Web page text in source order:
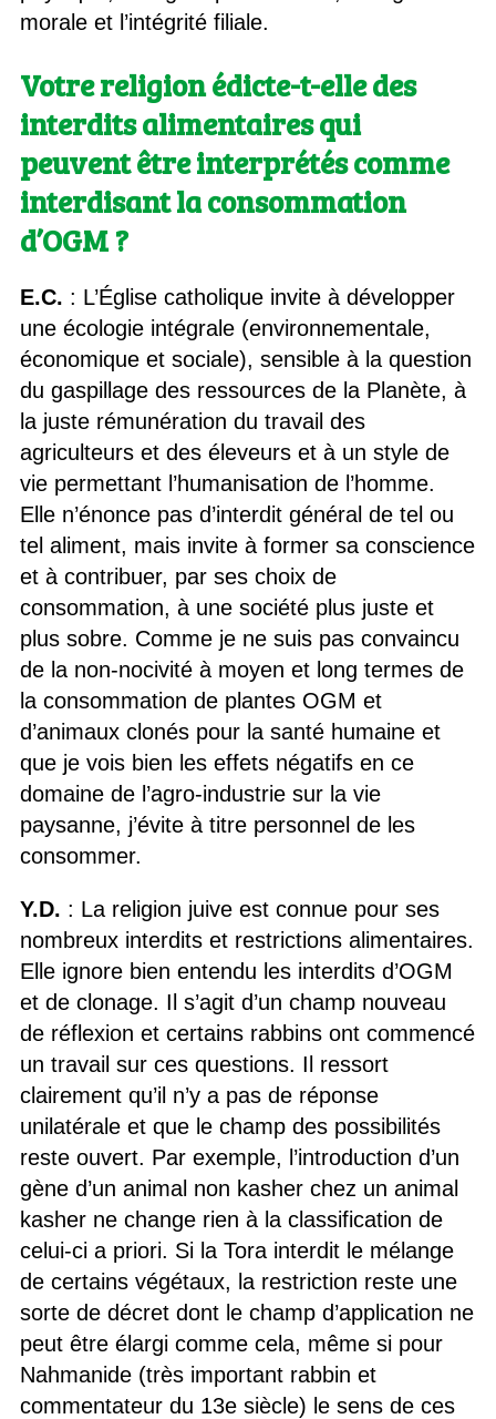
morale et l’intégrité filiale.
Votre religion édicte-t-elle des
interdits alimentaires qui
peuvent être interprétés comme
interdisant la consommation
d’OGM ?
E.C. : L’Église catholique invite à développer
une écologie intégrale (environnementale,
économique et sociale), sensible à la question
du gaspillage des ressources de la Planète, à
la juste rémunération du travail des
agriculteurs et des éleveurs et à un style de
vie permettant l’humanisation de l’homme.
Elle n’énonce pas d’interdit général de tel ou
tel aliment, mais invite à former sa conscience
et à contribuer, par ses choix de
consommation, à une société plus juste et
plus sobre. Comme je ne suis pas convaincu
de la non-nocivité à moyen et long termes de
la consommation de plantes OGM et
d’animaux clonés pour la santé humaine et
que je vois bien les effets négatifs en ce
domaine de l’agro-industrie sur la vie
paysanne, j’évite à titre personnel de les
consommer.
Y.D. : La religion juive est connue pour ses
nombreux interdits et restrictions alimentaires.
Elle ignore bien entendu les interdits d’OGM
et de clonage. Il s’agit d’un champ nouveau
de réflexion et certains rabbins ont commencé
un travail sur ces questions. Il ressort
clairement qu’il n’y a pas de réponse
unilatérale et que le champ des possibilités
reste ouvert. Par exemple, l’introduction d’un
gène d’un animal non kasher chez un animal
kasher ne change rien à la classification de
celui-ci a priori. Si la Tora interdit le mélange
de certains végétaux, la restriction reste une
sorte de décret dont le champ d’application ne
peut être élargi comme cela, même si pour
Nahmanide (très important rabbin et
commentateur du 13e siècle) le sens de ces